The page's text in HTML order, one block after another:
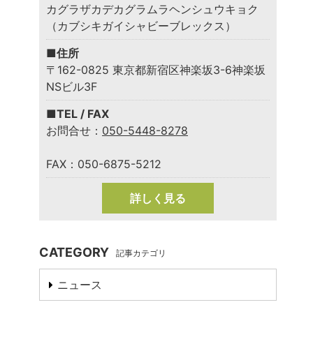
カグラザカデカグラムラヘンシュウキョク
（カブシキガイシャビーブレックス）
■住所
〒162-0825 東京都新宿区神楽坂3-6神楽坂
NSビル3F
■TEL / FAX
お問合せ： 050-5448-8278
FAX：050-6875-5212
詳しく見る
CATEGORY 記事カテゴリ
ニュース